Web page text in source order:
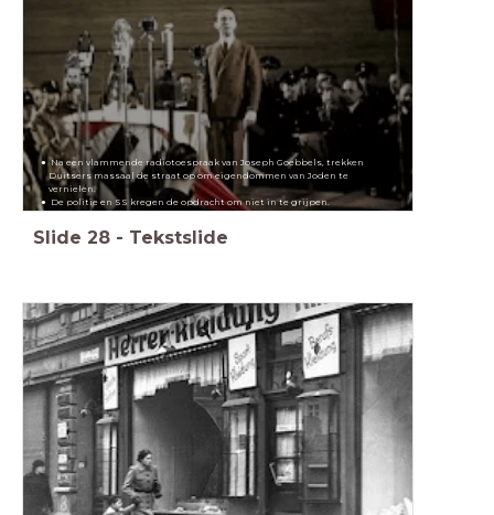
Na een vlammende radiotoespraak van Joseph Goebbels, trekken
Duitsers massaal de straat op om eigendommen van Joden te
vernielen.
De politie en SS kregen de opdracht om niet in te grijpen.
Slide 28 - Tekstslide